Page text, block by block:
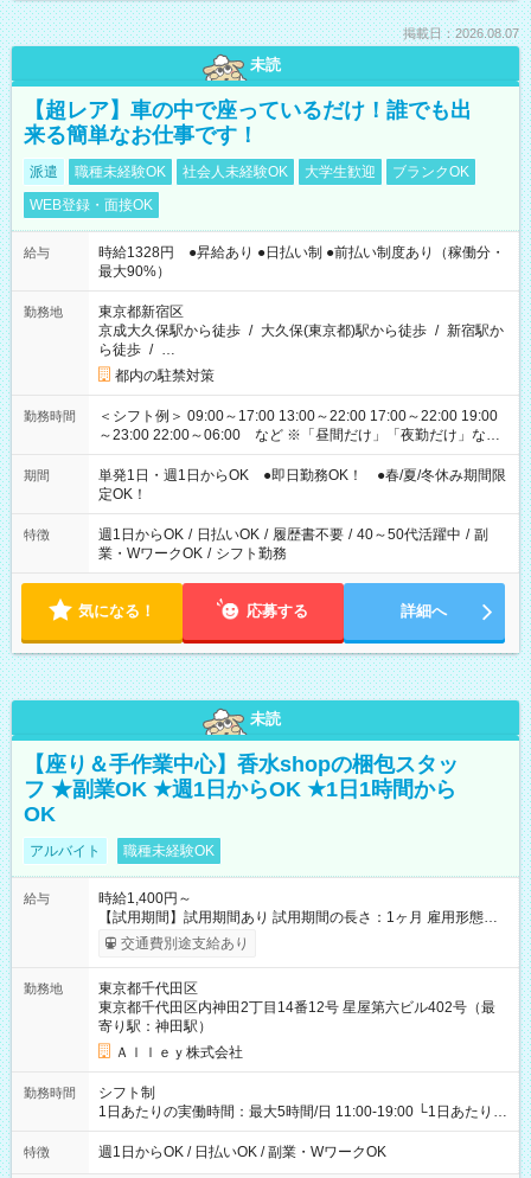
掲載日：2026.08.07
未読
【超レア】車の中で座っているだけ！誰でも出
来る簡単なお仕事です！
派遣 職種未経験OK 社会人未経験OK 大学生歓迎
ブランクOK
WEB登録・面接OK
給与
時給1328円 ●昇給あり ●日払い制 ●前払い制度あり（稼働分・
最大90%）
勤務地
東京都新宿区
京成大久保駅から徒歩 / 大久保(東京都)駅から徒歩 / 新宿駅か
ら徒歩 / …
都内の駐禁対策
勤務時間
＜シフト例＞ 09:00～17:00 13:00～22:00 17:00～22:00 19:00
～23:00 22:00～06:00 など ※「昼間だけ」「夜勤だけ」など
の希望OK
期間
単発1日・週1日からOK ●即日勤務OK！ ●春/夏/冬休み期間限
定OK！
特徴 週1日からOK / 日払いOK / 履歴書不要 / 40～50代活躍中 / 副
業・WワークOK / シフト勤務
気になる！ 応募する 詳細へ
未読
【座り＆手作業中心】香水shopの梱包スタッ
フ ★副業OK ★週1日からOK ★1日1時間から
OK
アルバイト 職種未経験OK
給与
時給1,400円～
【試用期間】試用期間あり 試用期間の長さ：1ヶ月 雇用形態、
給与は本採用時と同じです。
交通費別途支給あり
勤務地
東京都千代田区
東京都千代田区内神田2丁目14番12号 星屋第六ビル402号（最
寄り駅：神田駅）
Ａｌｌｅｙ株式会社
勤務時間
シフト制
1日あたりの実働時間：最大5時間/日 11:00-19:00 └1日あたりの
実働時間：1-5時間 └上記の時間帯内であれば、いつでも勤務可
能！ └平日・土曜日の中で、お好きな曜日でご勤務いただけま
特徴 週1日からOK / 日払いOK / 副業・WワークOK